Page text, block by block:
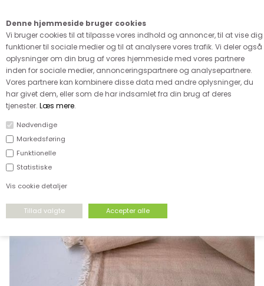
Denne hjemmeside bruger cookies
Vi bruger cookies til at tilpasse vores indhold og annoncer, til at vise dig
funktioner til sociale medier og til at analysere vores trafik. Vi deler også
oplysninger om din brug af vores hjemmeside med vores partnere
inden for sociale medier, annonceringspartnere og analysepartnere.
Vores partnere kan kombinere disse data med andre oplysninger, du
har givet dem, eller som de har indsamlet fra din brug af deres
tjenester. Læs mere.
Nødvendige
Markedsføring
Funktionelle
Statistiske
Vis cookie detaljer
FORSIDE›UDSALG›UDSALG & GODE TILBUD PÅ STOF
SPAR
50%